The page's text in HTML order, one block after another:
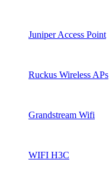
Juniper Access Point
Ruckus Wireless APs
Grandstream Wifi
WIFI H3C